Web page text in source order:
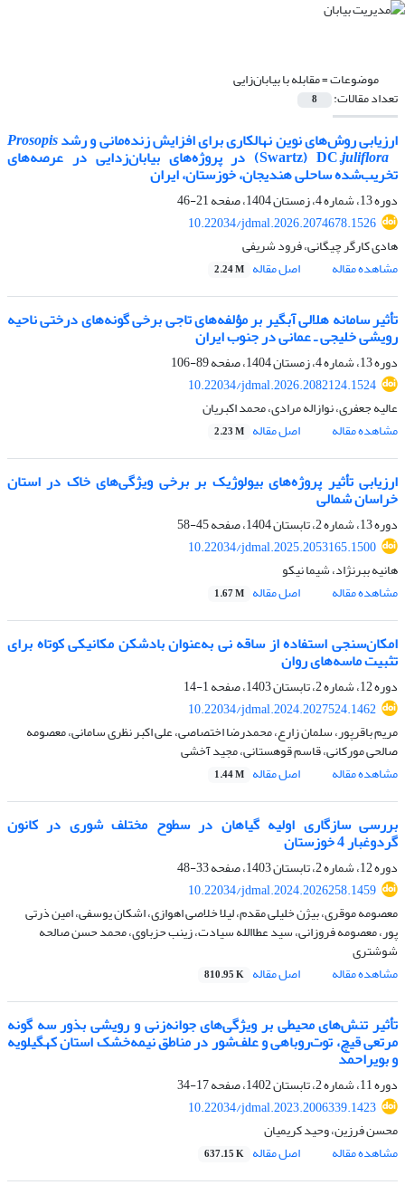
موضوعات =مقابله با بیابان‌زایی
تعداد مقالات: 8
ارزیابی روش‌های نوین نهالکاری برای افزایش زنده‌مانی و رشدProsopis
juliflora
(Swartz) DC. در پروژه‌های بیابان‌زدایی در عرصه‌های
تخریب‌شده ساحلی هندیجان، خوزستان، ایران
دوره 13، شماره 4، زمستان 1404، صفحه
21-46
10.22034/jdmal.2026.2074678.1526
هادی کارگر چیگانی، فرود شریفی
مشاهده مقاله
اصل مقاله 2.24 M
تأثیر سامانه هلالی‌ آبگیر بر مؤلفه‌های تاجی برخی گونه‌های درختی ناحیه
رویشی خلیجی ـ عمانی در جنوب ایران
دوره 13، شماره 4، زمستان 1404، صفحه
89-106
10.22034/jdmal.2026.2082124.1524
عالیه جعفری، نوازاله مرادی، محمد اکبریان
مشاهده مقاله
اصل مقاله 2.23 M
ارزیابی تأثیر پروژه‌های بیولوژیک بر برخی ویژگی‌های خاک در استان
خراسان شمالی
دوره 13، شماره 2، تابستان 1404، صفحه
45-58
10.22034/jdmal.2025.2053165.1500
هانیه ببرنژاد، شیما نیکو
مشاهده مقاله
اصل مقاله 1.67 M
امکان‌سنجی استفاده از ساقه نی به‌عنوان بادشکن مکانیکی کوتاه برای
تثبیت ماسه‌های روان
دوره 12، شماره 2، تابستان 1403، صفحه
1-14
10.22034/jdmal.2024.2027524.1462
مریم باقرپور، سلمان زارع، محمدرضا اختصاصی، علی اکبر نظری سامانی، معصومه
صالحی مورکانی، قاسم قوهستانی، مجید آخشی
مشاهده مقاله
اصل مقاله 1.44 M
بررسی سازگاری اولیه گیاهان در سطوح مختلف شوری در کانون
گردوغبار 4 خوزستان
دوره 12، شماره 2، تابستان 1403، صفحه
33-48
10.22034/jdmal.2024.2026258.1459
معصومه موقری، بیژن خلیلی مقدم، لیلا خلاصی اهوازی، اشکان یوسفی، امین ذرتی
پور، معصومه فروزانی، سید عطاالله سیادت، زینب حزباوی، محمد حسن صالحه
شوشتری
مشاهده مقاله
اصل مقاله 810.95 K
تأثیر تنش‌های محیطی بر ویژگی‌های جوانه‌زنی و رویشی بذور سه گونه
مرتعی قیچ، توت‌روباهی و علف‌شور در مناطق نیمه‌خشک استان کهگیلویه
و بویراحمد
دوره 11، شماره 2، تابستان 1402، صفحه
17-34
10.22034/jdmal.2023.2006339.1423
محسن فرزین، وحید کریمیان
مشاهده مقاله
اصل مقاله 637.15 K